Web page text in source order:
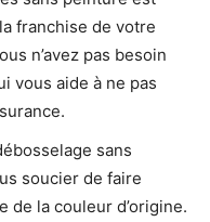
franchise de votre
n’avez pas besoin
vous aide à ne pas
sans
soucier de faire
de la couleur d’origine.